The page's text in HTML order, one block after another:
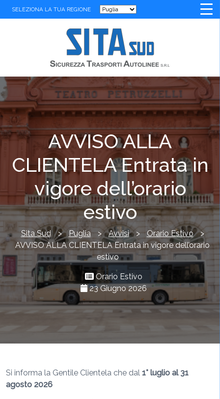
SELEZIONA LA TUA REGIONE
AVVISO ALLA
CLIENTELA Entrata in
vigore dell’orario
estivo
Sita Sud > Puglia > Avvisi > Orario Estivo >
AVVISO ALLA CLIENTELA Entrata in vigore dell’orario
estivo
Orario Estivo
23 Giugno 2026
Si informa la Gentile Clientela che dal 1° luglio al 31
agosto 2026